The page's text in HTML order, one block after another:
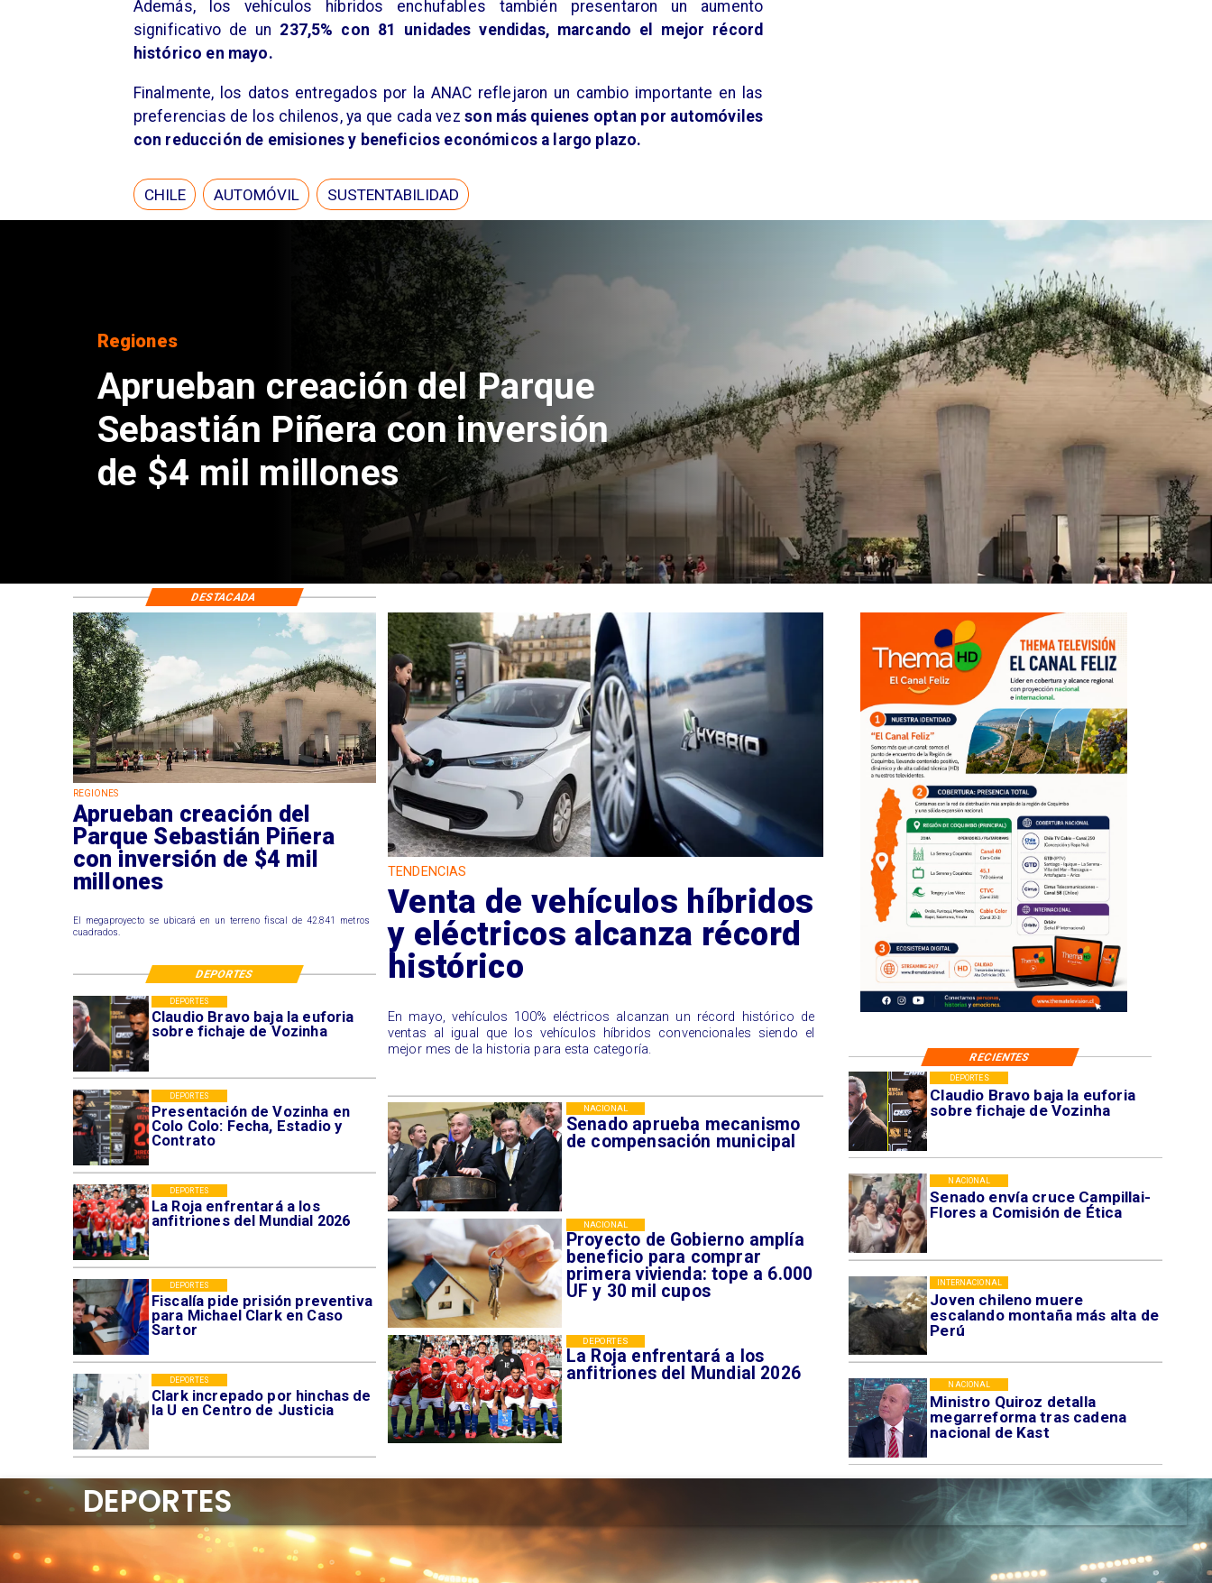
Además, los vehículos híbridos enchufables también presentaron un aumento
significativo de un 237,5% con 81 unidades vendidas, marcando el mejor récord
histórico en mayo.
Finalmente, los datos entregados por la ANAC reflejaron un cambio importante en las
preferencias de los chilenos, ya que cada vezson más quienes optan por automóviles
con reducción de emisiones y beneficios económicos a largo plazo.
CHILE AUTOMÓVIL SUSTENTABILIDAD
DEPORTES
Claudio Bravo baja la euforia
sobre fichaje de Vozinha
Claudio Bravo baja la euforia
sobre fichaje de Vozinha
DEPORTES
Senado envía cruce Campillai-
Flores a Comisión de Ética
NACIONAL
Joven chileno muere
escalando montaña más alta de
Perú
INTERNACIONAL
Ministro Quiroz detalla
megarreforma tras cadena
nacional de Kast
NACIONAL
Claudio Bravo baja la euforia
sobre fichaje de Vozinha
DEPORTES
Presentación de Vozinha en
Colo Colo: Fecha, Estadio y
Contrato
DEPORTES
La Roja enfrentará a los
anfitriones del Mundial 2026
DEPORTES
Fiscalía pide prisión preventiva
para Michael Clark en Caso
Sartor
DEPORTES
Clark increpado por hinchas de
la U en Centro de Justicia
DEPORTES
Senado aprueba mecanismo
de compensación municipal
NACIONAL
Proyecto de Gobierno amplía
beneficio para comprar
primera vivienda: tope a 6.000
UF y 30 mil cupos
NACIONAL
La Roja enfrentará a los
anfitriones del Mundial 2026
DEPORTES
REGIONES
Aprueban creación del
Parque Sebastián Piñera
con inversión de $4 mil
millones
El megaproyecto se ubicará en un terreno fiscal de 42.841 metros
cuadrados.
TENDENCIAS
Venta de vehículos híbridos
y eléctricos alcanza récord
histórico
En mayo, vehículos 100% eléctricos alcanzan un récord histórico de
ventas al igual que los vehículos híbridos convencionales siendo el
mejor mes de la historia para esta categoría.
RECIENTES
DESTACADA
DEPORTES
DEPORTES